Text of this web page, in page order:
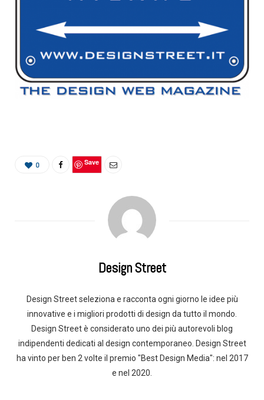
0 Save
Design Street
Design Street seleziona e racconta ogni giorno le idee più
innovative e i migliori prodotti di design da tutto il mondo.
Design Street è considerato uno dei più autorevoli blog
indipendenti dedicati al design contemporaneo. Design Street
ha vinto per ben 2 volte il premio "Best Design Media": nel 2017
e nel 2020.